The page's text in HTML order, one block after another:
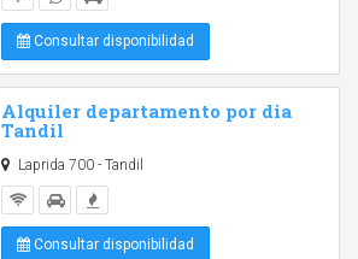
Consultar disponibilidad
Alquiler departamento por dia
Tandil
Laprida 700 - Tandil
Consultar disponibilidad